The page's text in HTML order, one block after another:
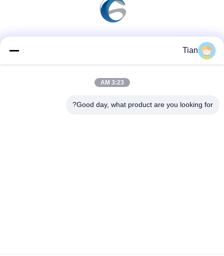
Tian
3:23 AM
Good day, what product are you looking for?